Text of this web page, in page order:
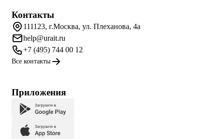
Контакты
111123, г.Москва, ул. Плеханова, 4а
help@urait.ru
+7 (495) 744 00 12
Все контакты
Приложения